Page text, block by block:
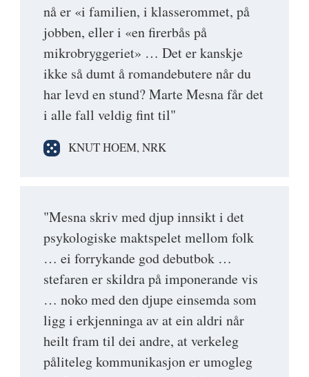
nå er «i familien, i klasserommet, på
jobben, eller i «en firerbås på
mikrobryggeriet» … Det er kanskje
ikke så dumt å romandebutere når du
har levd en stund? Marte Mesna får det
i alle fall veldig fint til"
KNUT HOEM, NRK
"Mesna skriv med djup innsikt i det
psykologiske maktspelet mellom folk
… ei forrykande god debutbok …
stefaren er skildra på imponerande vis
… noko med den djupe einsemda som
ligg i erkjenninga av at ein aldri når
heilt fram til dei andre, at verkeleg
påliteleg kommunikasjon er umogleg